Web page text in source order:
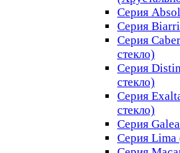
Серия
Серия
Серия
стекло)
Серия
стекло)
Серия
стекло)
Серия
Серия Lima